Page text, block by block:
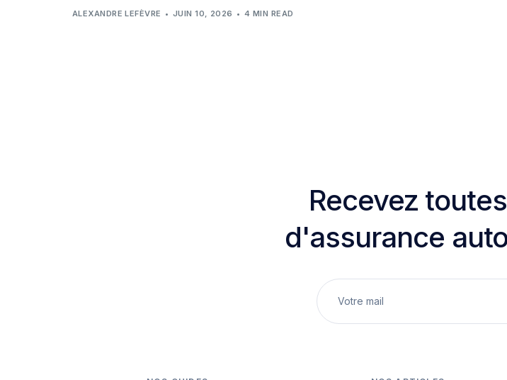
ALEXANDRE LEFÈVRE JUIN 10, 2026 4 MIN READ
Recevez
d'assurance